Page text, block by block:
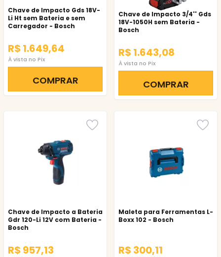
Chave de Impacto Gds 18V-
Li Ht sem Bateria e sem
Carregador - Bosch
R$ 1.649,64
À vista no Pix
COMPRAR
Chave de Impacto 3/4'' Gds
18V-1050H sem Bateria -
Bosch
R$ 1.643,08
À vista no Pix
COMPRAR
Chave de Impacto a Bateria
Gdr 120-Li 12V com Bateria -
Bosch
R$ 957,13
Maleta para Ferramentas L-
Boxx 102 - Bosch
R$ 300,11